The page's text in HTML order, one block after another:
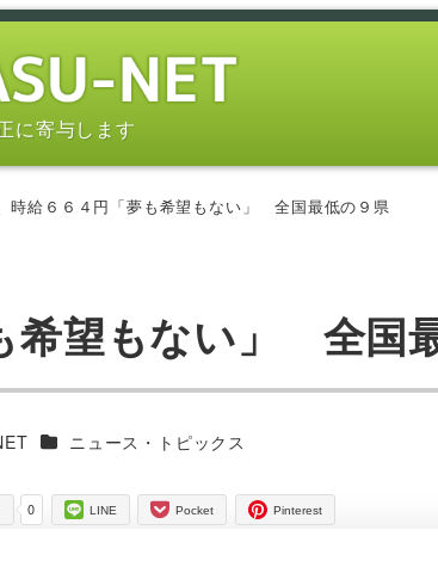
に寄与します
時給６６４円「夢も希望もない」 全国最低の９県
希望もない」 全国
カテゴリー
ニュース・トピックス
0 LINE Pocket Pinterest